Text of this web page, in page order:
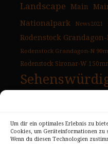
Um dir ein optimales Erlebnis zu
Cookies, um Geräteinformationen
Wenn du diesen Technologien
Landscape Main
Nationalpark News2021
Rodenstock
Rodenstock Grandagon-N
Rodenstock Sironar-W